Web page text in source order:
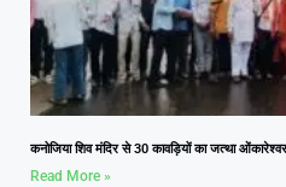
कनोजिया शिव मंदिर से 30 कावड़ियों का जत्था
Read More »